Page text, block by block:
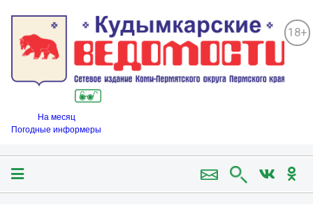
18+
На месяц
Погодные информеры